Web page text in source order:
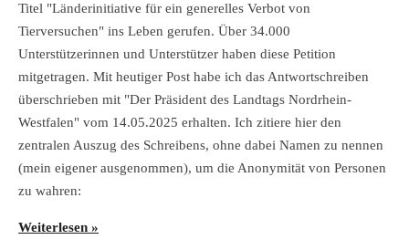
Titel "Länderinitiative für ein generelles Verbot von
Tierversuchen" ins Leben gerufen. Über 34.000
Unterstützerinnen und Unterstützer haben diese Petition
mitgetragen. Mit heutiger Post habe ich das Antwortschreiben
überschrieben mit "Der Präsident des Landtags Nordrhein-
Westfalen" vom 14.05.2025 erhalten. Ich zitiere hier den
zentralen Auszug des Schreibens, ohne dabei Namen zu nennen
(mein eigener ausgenommen), um die Anonymität von Personen
zu wahren:
Weiterlesen »